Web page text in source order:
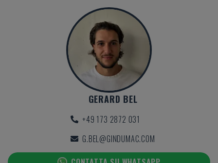
GERARD BEL
+49 173 2872 031
G.BEL@GINDUMAC.COM